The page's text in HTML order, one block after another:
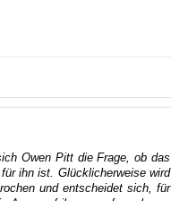
Owen Pitt die Frage, ob das
ihn ist. Glücklicherweise wird
und entscheidet sich, für